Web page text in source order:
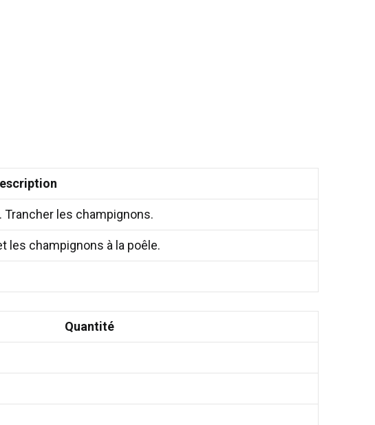
Trancher les champignons.
les champignons à la poêle.
Quantité